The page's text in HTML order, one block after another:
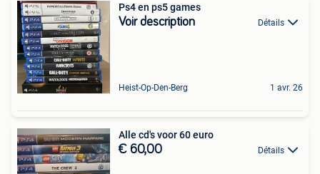
Ps4 en ps5 games
Voir description Détails
Heist-Op-Den-Berg 1 avr. 26
Alle cd's voor 60 euro
€ 60,00 Détails